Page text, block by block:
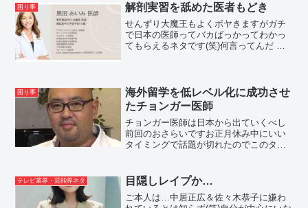
困り事 解剖実習を舐めた医者もどき
せんずり大魔王もよくボヤきますがガチ
で日本の医師ってバカばっかってわかっ
てもらえるネタです(笑)何言ってんだ こ
体師を名乗る...
困り事
海外留学を低レベル化に成功させ
たチョンガー医師
チョンガー医師は日本から出ていくべし
前回のおさらいですお正月休み中にいい
タイミングで話題が切れたのでこのタイ
があまりにも殿様なので、唖然･呆れた方
も多いかと(笑)日...
テレビ業界・芸能界ネタ 目隠しレイプか…
ご本人は…中居正広＆佐々木恭子に嫌わ